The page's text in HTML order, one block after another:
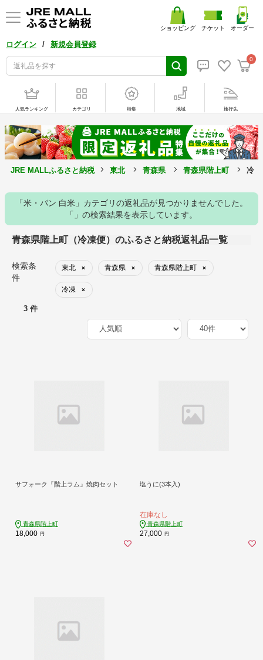
ログイン / 新規会員登録
0
ショッピング チケット オーダー
人気ランキング カテゴリ 特集 地域 旅行先
JRE MALLふるさと納税 東北 青森県 青森県階上町 冷
「米・パン 白米」カテゴリの返礼品が見つかりませんでした。
「」の検索結果を表示しています。
青森県階上町（冷凍便）のふるさと納税返礼品一覧
検索条
件
東北 × 青森県 × 青森県階上町 ×
冷凍 ×
3 件
サフォーク『階上ラム』焼肉セット
青森県階上町
18,000 円
塩うに(3本入)
在庫なし
青森県階上町
27,000 円